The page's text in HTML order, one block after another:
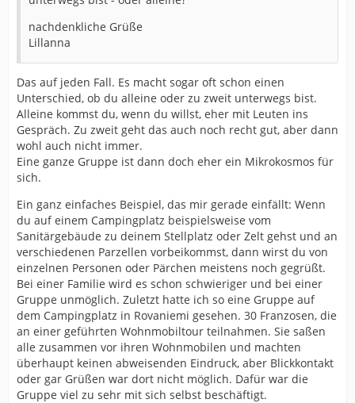
nachdenkliche Grüße
Lillanna
Das auf jeden Fall. Es macht sogar oft schon einen
Unterschied, ob du alleine oder zu zweit unterwegs bist.
Alleine kommst du, wenn du willst, eher mit Leuten ins
Gespräch. Zu zweit geht das auch noch recht gut, aber dann
wohl auch nicht immer.
Eine ganze Gruppe ist dann doch eher ein Mikrokosmos für
sich.
Ein ganz einfaches Beispiel, das mir gerade einfällt: Wenn
du auf einem Campingplatz beispielsweise vom
Sanitärgebäude zu deinem Stellplatz oder Zelt gehst und an
verschiedenen Parzellen vorbeikommst, dann wirst du von
einzelnen Personen oder Pärchen meistens noch gegrüßt.
Bei einer Familie wird es schon schwieriger und bei einer
Gruppe unmöglich. Zuletzt hatte ich so eine Gruppe auf
dem Campingplatz in Rovaniemi gesehen. 30 Franzosen, die
an einer geführten Wohnmobiltour teilnahmen. Sie saßen
alle zusammen vor ihren Wohnmobilen und machten
überhaupt keinen abweisenden Eindruck, aber Blickkontakt
oder gar Grüßen war dort nicht möglich. Dafür war die
Gruppe viel zu sehr mit sich selbst beschäftigt.